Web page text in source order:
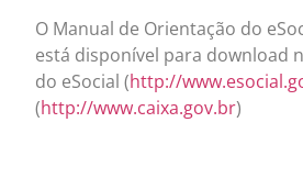
O Manual de Orientação do
está disponível para download
do eSocial (http://
(http://www.caixa.gov.br)